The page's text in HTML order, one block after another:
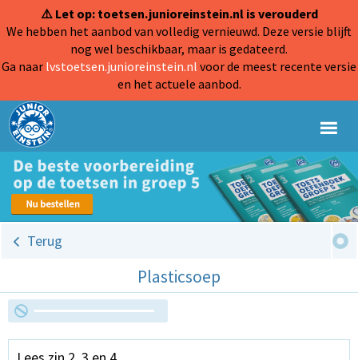
⚠️ Let op: toetsen.junioreinstein.nl is verouderd
We hebben het aanbod van volledig vernieuwd. Deze versie blijft
nog wel beschikbaar, maar is gedateerd.
Ga naar lvstoetsen.junioreinstein.nl voor de meest recente versie
en het actuele aanbod.
Terug
Plasticsoep